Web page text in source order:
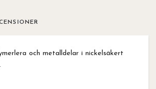
och metalldelar i nickelsäkert